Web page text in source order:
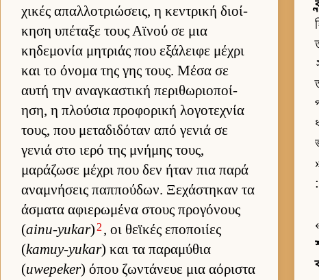
χικές απαλ­λοτριώσεις, η κεντρική διοί­
κηση υπέταξε τους Αϊνού σε μια
κηδεμονία μητριάς που εξάλειφε μέχρι
και το όνομα της γης τους. Μέσα σε
αυτή την αναγκαστική περιθωριο­ποί­
ηση, η πλού­σια προφορική λογοτεχνία
τους, που μεταδιδόταν από γενιά σε
γενιά στο ιερό της μνήμης τους,
μαράζωσε μέχρι που δεν ήταν πια παρά
αναμνήσεις παπ­πού­δων. Ξεχάστηκαν τα
άσματα αφιε­ρωμένα στους προγόνους
(ainu-yukar) 2 , οι θεϊκές εποποι­ίες
(kamuy-yukar) και τα παραμύθια
(uwepeker) όπου ζωντάνευε μια αόριστα
: